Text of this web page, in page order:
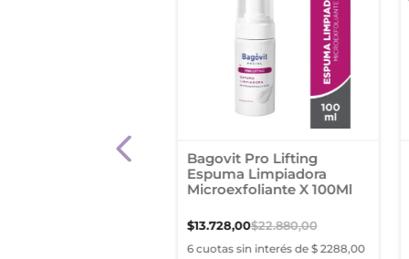
Para El Acné
Bagovit Pro Lifting
Espuma Limpiadora
Microexfoliante X 100Ml
$13.728,00$22.880,00
6 cuotas sin interés de $ 2288,00